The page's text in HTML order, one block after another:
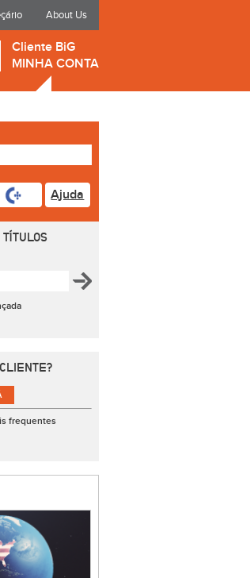
About Us
Cliente BiG
MINHA CONTA
Ajuda
frequentes